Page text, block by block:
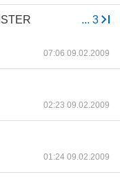
... 3
07:06 09.02.2009
02:23 09.02.2009
01:24 09.02.2009